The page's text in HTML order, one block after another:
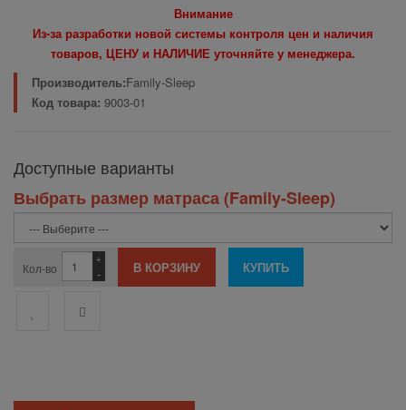
Внимание
Из-за разработки новой системы контроля цен и наличия
товаров, ЦЕНУ и НАЛИЧИЕ уточняйте у менеджера.
Производитель:Family-Sleep
Код товара: 9003-01
Доступные варианты
Выбрать размер матраса (Family-Sleep)
Кол-во -
+